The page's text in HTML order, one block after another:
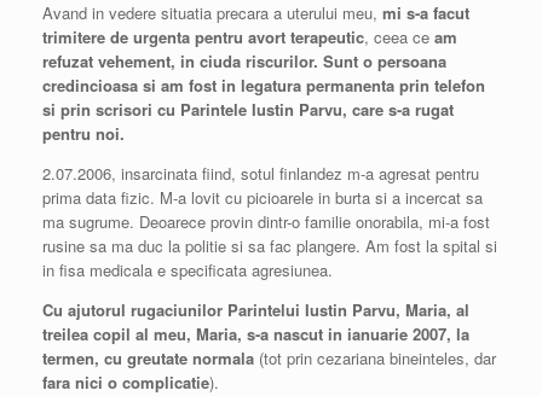
Avand in vedere situatia precara a uterului meu, mi s-a facut
trimitere de urgenta pentru avort terapeutic, ceea ce am
refuzat vehement, in ciuda riscurilor. Sunt o persoana
credincioasa si am fost in legatura permanenta prin telefon
si prin scrisori cu Parintele Iustin Parvu, care s-a rugat
pentru noi.
2.07.2006, insarcinata fiind, sotul finlandez m-a agresat pentru
prima data fizic. M-a lovit cu picioarele in burta si a incercat sa
ma sugrume. Deoarece provin dintr-o familie onorabila, mi-a fost
rusine sa ma duc la politie si sa fac plangere. Am fost la spital si
in fisa medicala e specificata agresiunea.
Cu ajutorul rugaciunilor Parintelui Iustin Parvu, Maria, al
treilea copil al meu, Maria, s-a nascut in ianuarie 2007, la
termen, cu greutate normala (tot prin cezariana bineinteles, dar
fara nici o complicatie).